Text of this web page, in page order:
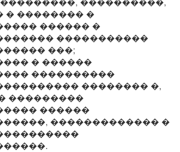
� �������� �
������ �
�����������
���;
� ������
����������
�������� �,
���������
������
������������� �